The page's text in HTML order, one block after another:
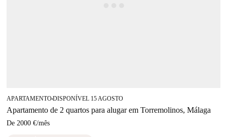
APARTAMENTO■DISPONÍVEL 15 AGOSTO
Apartamento de 2 quartos para alugar em Torremolinos, Málaga
De 2000 €/mês